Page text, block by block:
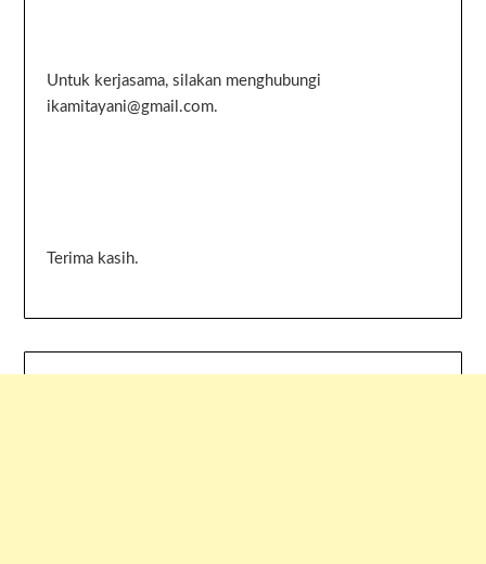
Untuk kerjasama, silakan menghubungi
ikamitayani@gmail.com.
Terima kasih.